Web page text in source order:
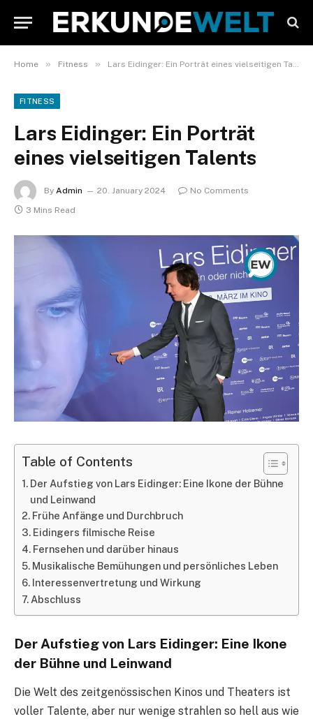
Home » Fitness » Lars Eidinger: Ein Porträt eines vielseitigen Talents
FITNESS
Lars Eidinger: Ein Porträt
eines vielseitigen Talents
By Admin 20. January 2024
No Comments
3 Mins Read
Table of Contents
Der Aufstieg von Lars Eidinger: Eine Ikone der Bühne
und Leinwand
Frühe Anfänge und Durchbruch
Eidingers filmische Reise
Fernsehen und darüber hinaus
Musikalische Bemühungen und persönliches Leben
Interessenvertretung und Wirkung
Abschluss
Der Aufstieg von Lars Eidinger: Eine Ikone
der Bühne und Leinwand
Die Welt des zeitgenössischen Kinos und Theaters ist
voller Talente, aber nur wenige strahlen so hell aus wie